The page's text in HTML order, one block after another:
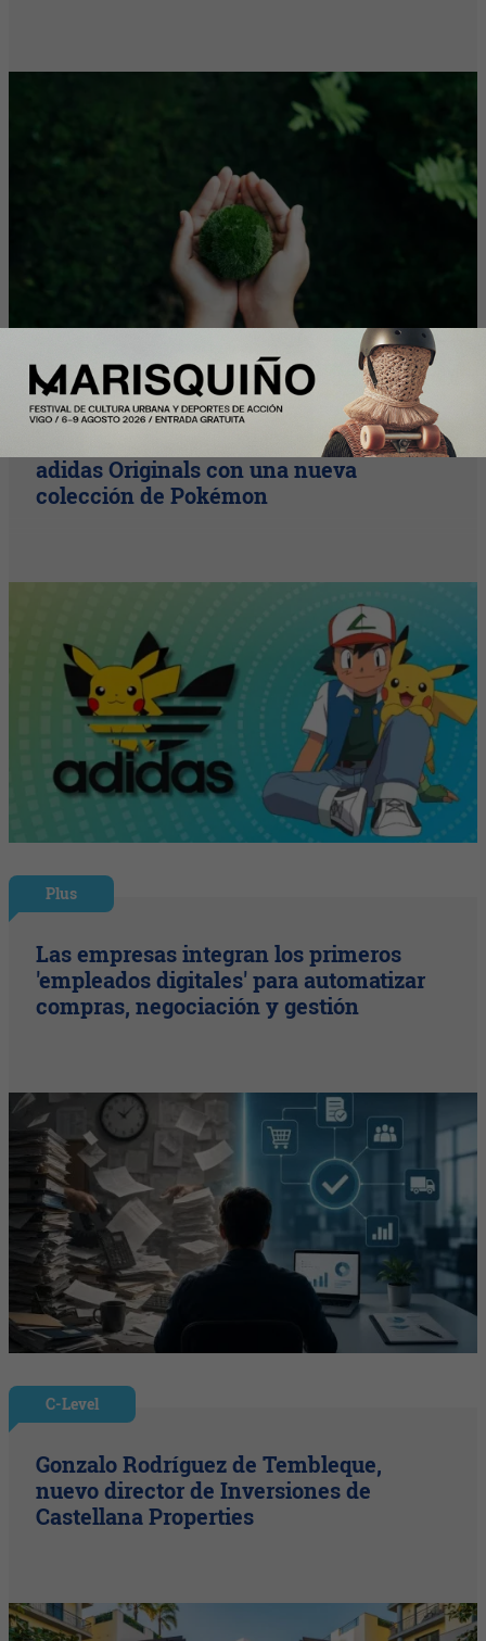
Y Además
Pikachu, Charizard y Mewtwo llegan a
adidas Originals con una nueva
colección de Pokémon
Plus
Las empresas integran los primeros
'empleados digitales' para automatizar
compras, negociación y gestión
C-Level
Gonzalo Rodríguez de Tembleque,
nuevo director de Inversiones de
Castellana Properties